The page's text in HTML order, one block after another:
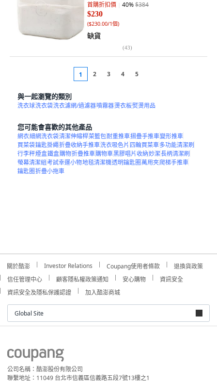
首購折扣價 40%$384
$230
($230.00/1個)
缺貨
(43)
1 2 3 4 5
與一起瀏覽的類別
洗衣球洗衣袋洗衣濾網/過濾器噴霧器燙衣板熨燙用品
您可能會喜歡的其他產品
網衣細網洗衣袋清潔伸縮桿菜籃包耐重推車摺疊手推車變形推車
買菜袋鑰匙掛繩折疊收納手推車洗衣吸色片 四輪買菜車多功能清潔刷
行李秤煙盒鐵盒購物折疊推車購物車黑膠唱片收納妙潔長柄清潔刷
螢幕清潔組考試幸運小物地毯清潔機透明鑰匙圈萬用夾爬梯手推車
鑰匙圈折疊小拖車
關於酷澎 Investor Relations Coupang使用者條款
退換貨政策
信任管理中心
顧客隱私權政策通知 安心購物
資訊安全
資訊安全及隱私保護認證
加入酷澎商城
Global Site
公司名稱：酷澎股份有限公司
聯繫地址：11049 台北市信義區信義路五段7號13樓之1